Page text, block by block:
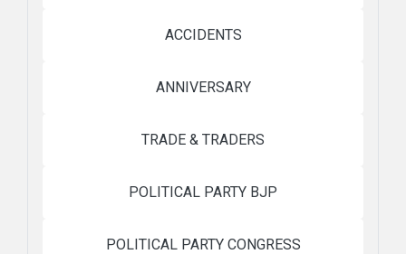
ACCIDENTS
ANNIVERSARY
TRADE & TRADERS
POLITICAL PARTY BJP
POLITICAL PARTY CONGRESS